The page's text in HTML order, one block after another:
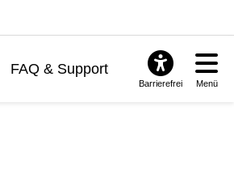
FAQ & Support
Barrierefrei Menü